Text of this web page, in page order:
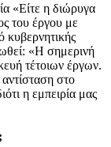
«Είτε η διώρυγα
του έργου με
κυβερνητικής
«Η σημερινή
τέτοιων έργων.
στο
η εμπειρία μας